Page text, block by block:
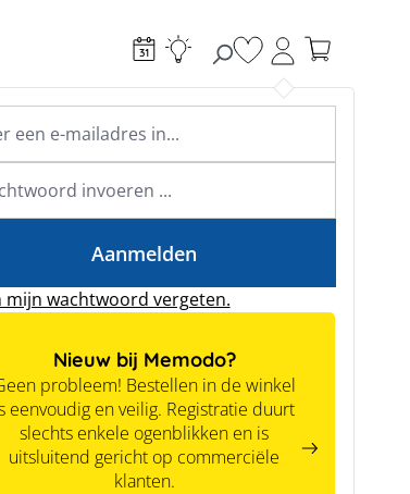
Academy & webinars
Expertkennis
Tools
Je hebt 0 items op
mijn wachtwoord vergeten.
Aanmelden
Nieuw bij Memodo?
probleem! Bestellen in de winkel
eenvoudig en veilig. Registratie duurt
slechts enkele ogenblikken en is
uitsluitend gericht op commerciële
klanten.